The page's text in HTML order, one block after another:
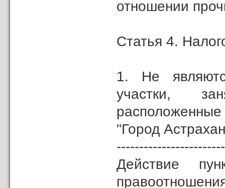
отношении
Статья 4.
1. Не
участки,
"Город
Действие